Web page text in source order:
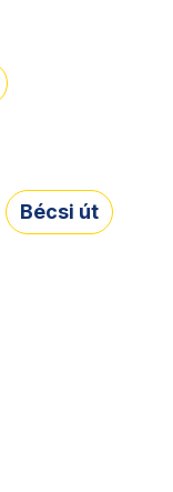
Bécsi út